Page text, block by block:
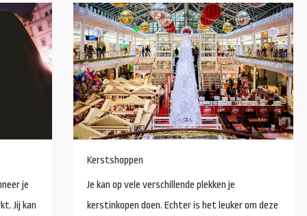
je
Jij kan
Kerstshoppen
Je kan op vele verschillende plekken je
kerstinkopen doen. Echter is het leuker om deze